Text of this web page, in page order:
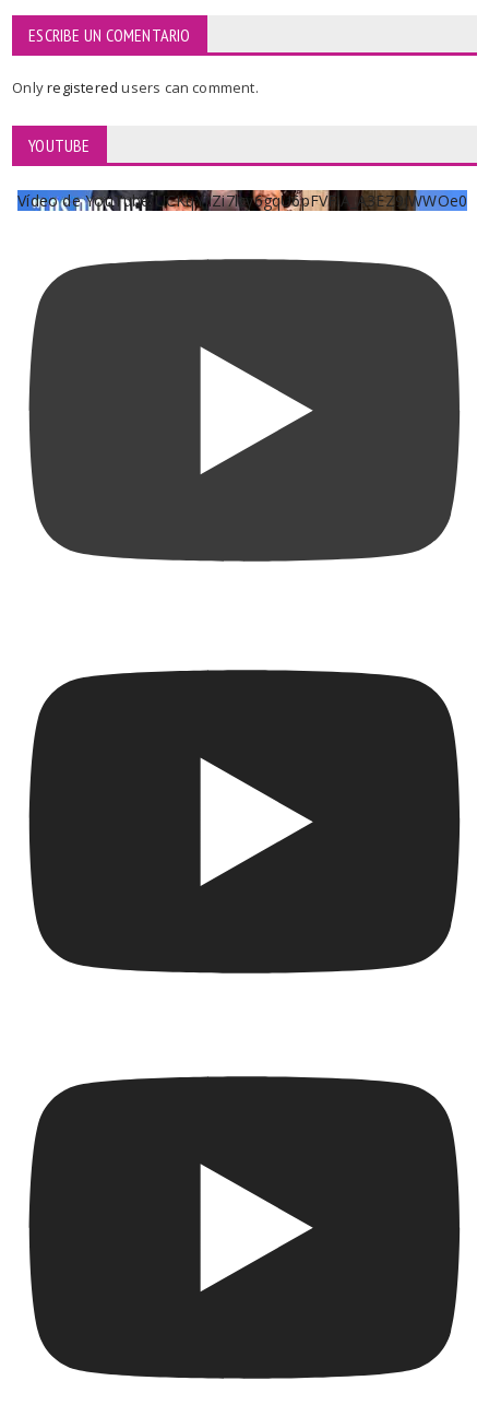
ESCRIBE UN COMENTARIO
Onlyregisteredusers can comment.
YOUTUBE
Vídeo de YouTube UCKqYjiZi7lzy6gqU6pFVFiA_A3EZ9JWWOe0